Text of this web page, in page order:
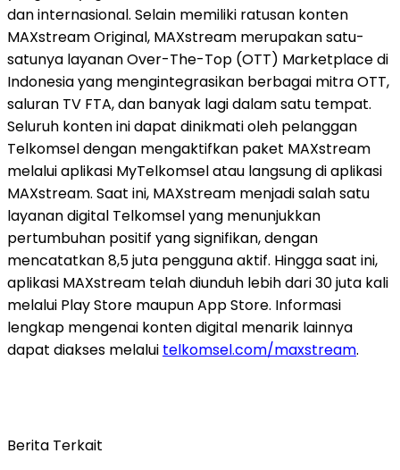
dan internasional. Selain memiliki ratusan konten
MAXstream Original, MAXstream merupakan satu-
satunya layanan Over-The-Top (OTT) Marketplace di
Indonesia yang mengintegrasikan berbagai mitra OTT,
saluran TV FTA, dan banyak lagi dalam satu tempat.
Seluruh konten ini dapat dinikmati oleh pelanggan
Telkomsel dengan mengaktifkan paket MAXstream
melalui aplikasi MyTelkomsel atau langsung di aplikasi
MAXstream. Saat ini, MAXstream menjadi salah satu
layanan digital Telkomsel yang menunjukkan
pertumbuhan positif yang signifikan, dengan
mencatatkan 8,5 juta pengguna aktif. Hingga saat ini,
aplikasi MAXstream telah diunduh lebih dari 30 juta kali
melalui Play Store maupun App Store. Informasi
lengkap mengenai konten digital menarik lainnya
dapat diakses melalui telkomsel.com/maxstream.
Berita Terkait